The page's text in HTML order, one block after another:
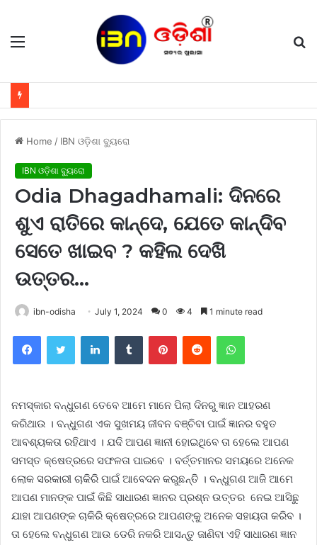
Menu
Home / IBN ଓଡ଼ିଶା ବ୍ୟୁରୋ
IBN ଓଡ଼ିଶା ବ୍ୟୁରୋ
Odia Dhagadhamali: ଦିନରେ
ଶୁଏ ରାତିରେ କାନ୍ଦେ, ଯେତେ କାନ୍ଦିବ
ସେତେ ଖାଇବ ? କହିଲ ଦେଖି
ଉତ୍ତର…
ibn-odisha July 1, 2024 0 4 1 minute read
FacebookTwitter LinkedInTumblr PinterestReddit WhatsApp
ନମସ୍କାର ବନ୍ଧୁଗଣ ତେବେ ଆମେ ମାନେ ପିଲା ଦିନରୁ ଜ୍ଞାନ ଆହରଣ
କରିଥାଉ । ବନ୍ଧୁଗଣ ଏକ ସୁଖମୟ ଜୀବନ ବଞ୍ଚିବା ପାଇଁ ଜ୍ଞାନର ବହୁତ
ଆବଶ୍ୟକତା ରହିଥାଏ । ଯଦି ଆପଣ ଜ୍ଞାନୀ ହୋଇଥିବେ ତା ହେଲେ ଆପଣ
ସମସ୍ତ କ୍ଷେତ୍ରରେ ସଫଳତା ପାଇବେ । ବର୍ତ୍ତମାନର ସମୟରେ ଅନେକ
ଲୋକ ସରକାରୀ ଚାକିରି ପାଇଁ ଆବେଦନ କରୁଛନ୍ତି । ବନ୍ଧୁଗଣ ଆଜି ଆମେ
ଆପଣ ମାନଙ୍କ ପାଇଁ କିଛି ସାଧାରଣ ଜ୍ଞାନର ପ୍ରଶ୍ନ ଉତ୍ତର ନେଇ ଆସିଛୁ
ଯାହା ଆପଣଙ୍କ ଚାକିରି କ୍ଷେତ୍ରରେ ଆପଣଙ୍କୁ ଅନେକ ସହାୟତା କରିବ ।
ତା ହେଲେ ବନ୍ଧୁଗଣ ଆଉ ଡେରି ନକରି ଆସନ୍ତୁ ଜାଣିବା ଏହି ସାଧାରଣ ଜ୍ଞାନ